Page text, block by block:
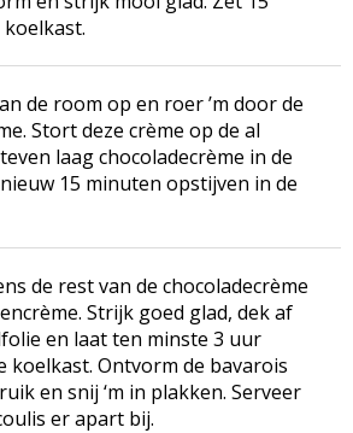
de room op en roer ’m door de
Stort deze crème op de al
laag chocoladecrème in de
15 minuten opstijven in de
de rest van de chocoladecrème
Strijk goed glad, dek af
en laat ten minste 3 uur
koelkast. Ontvorm de bavarois
en snij ‘m in plakken. Serveer
er apart bij.